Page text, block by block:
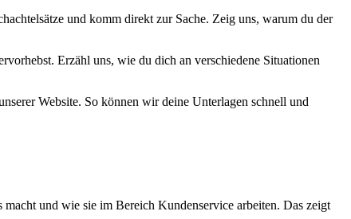
und komm direkt zur Sache. Zeig uns, warum du der
Erzähl uns, wie du dich an verschiedene Situationen
Website. So können wir deine Unterlagen schnell und
und wie sie im Bereich Kundenservice arbeiten. Das zeigt